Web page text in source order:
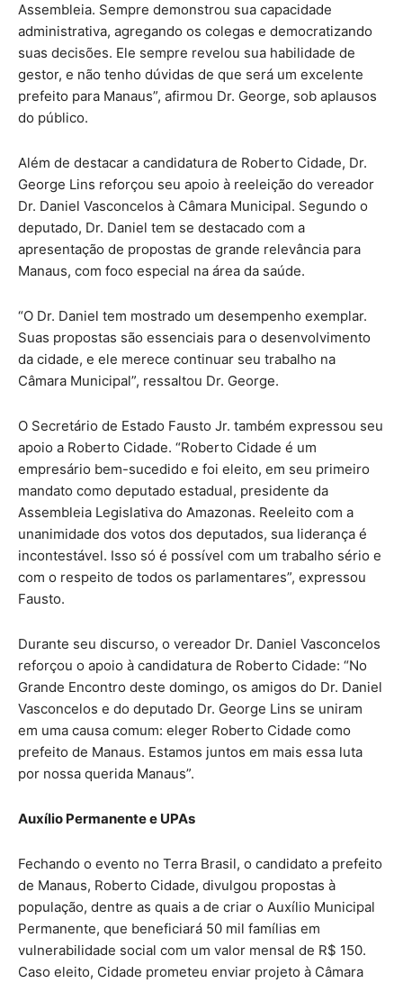
Assembleia. Sempre demonstrou sua capacidade
administrativa, agregando os colegas e democratizando
suas decisões. Ele sempre revelou sua habilidade de
gestor, e não tenho dúvidas de que será um excelente
prefeito para Manaus”, afirmou Dr. George, sob aplausos
do público.
Além de destacar a candidatura de Roberto Cidade, Dr.
George Lins reforçou seu apoio à reeleição do vereador
Dr. Daniel Vasconcelos à Câmara Municipal. Segundo o
deputado, Dr. Daniel tem se destacado com a
apresentação de propostas de grande relevância para
Manaus, com foco especial na área da saúde.
“O Dr. Daniel tem mostrado um desempenho exemplar.
Suas propostas são essenciais para o desenvolvimento
da cidade, e ele merece continuar seu trabalho na
Câmara Municipal”, ressaltou Dr. George.
O Secretário de Estado Fausto Jr. também expressou seu
apoio a Roberto Cidade. “Roberto Cidade é um
empresário bem-sucedido e foi eleito, em seu primeiro
mandato como deputado estadual, presidente da
Assembleia Legislativa do Amazonas. Reeleito com a
unanimidade dos votos dos deputados, sua liderança é
incontestável. Isso só é possível com um trabalho sério e
com o respeito de todos os parlamentares”, expressou
Fausto.
Durante seu discurso, o vereador Dr. Daniel Vasconcelos
reforçou o apoio à candidatura de Roberto Cidade: “No
Grande Encontro deste domingo, os amigos do Dr. Daniel
Vasconcelos e do deputado Dr. George Lins se uniram
em uma causa comum: eleger Roberto Cidade como
prefeito de Manaus. Estamos juntos em mais essa luta
por nossa querida Manaus”.
Auxílio Permanente e UPAs
Fechando o evento no Terra Brasil, o candidato a prefeito
de Manaus, Roberto Cidade, divulgou propostas à
população, dentre as quais a de criar o Auxílio Municipal
Permanente, que beneficiará 50 mil famílias em
vulnerabilidade social com um valor mensal de R$ 150.
Caso eleito, Cidade prometeu enviar projeto à Câmara